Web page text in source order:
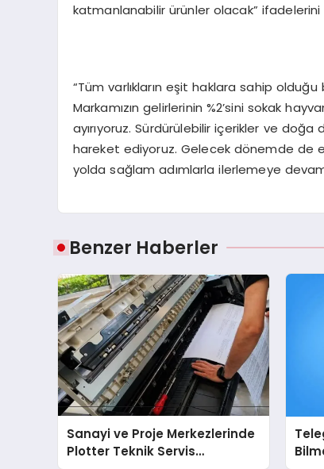
katmanlanabilir ürünler olacak” ifadelerini
“Tüm varlıkların eşit haklara sahip
Markamızın gelirlerinin %2’sini sokak
ayırıyoruz. Sürdürülebilir içerikler ve
hareket ediyoruz. Gelecek dönemde de
yolda sağlam adımlarla ilerlemeye
Benzer Haberler
Sanayi ve Proje Merkezlerinde
Plotter Teknik Servis